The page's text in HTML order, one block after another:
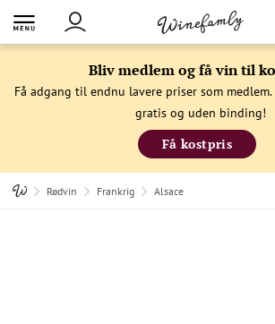
Bliv medlem og få vin til
Få adgang til endnu lavere priser som
gratis og uden binding!
Få kostpris
Rødvin Frankrig Alsace